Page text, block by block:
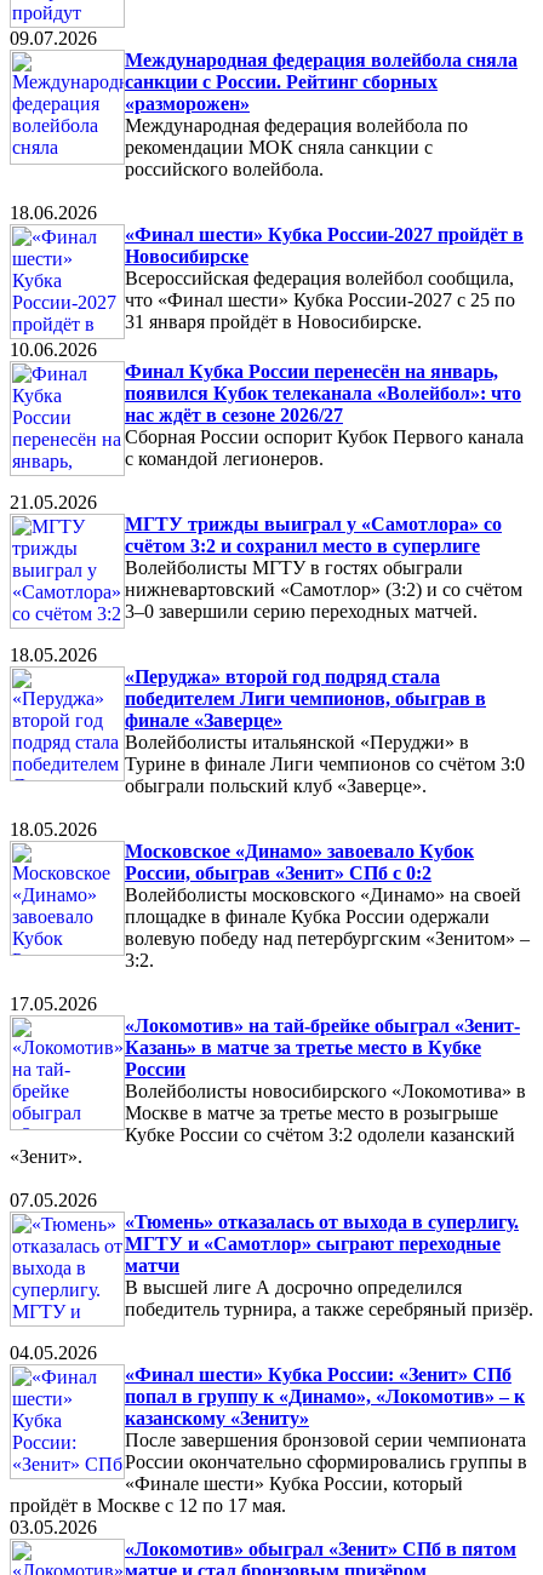
09.07.2026
Международная федерация волейбола сняла
санкции с России. Рейтинг сборных
«разморожен»
Международная федерация волейбола по
рекомендации МОК сняла санкции с
российского волейбола.
18.06.2026
«Финал шести» Кубка России-2027 пройдёт в
Новосибирске
Всероссийская федерация волейбол сообщила,
что «Финал шести» Кубка России-2027 с 25 по
31 января пройдёт в Новосибирске.
10.06.2026
Финал Кубка России перенесён на январь,
появился Кубок телеканала «Волейбол»: что
нас ждёт в сезоне 2026/27
Сборная России оспорит Кубок Первого канала
с командой легионеров.
21.05.2026
МГТУ трижды выиграл у «Самотлора» со
счётом 3:2 и сохранил место в суперлиге
Волейболисты МГТУ в гостях обыграли
нижневартовский «Самотлор» (3:2) и со счётом
3–0 завершили серию переходных матчей.
18.05.2026
«Перуджа» второй год подряд стала
победителем Лиги чемпионов, обыграв в
финале «Заверце»
Волейболисты итальянской «Перуджи» в
Турине в финале Лиги чемпионов со счётом 3:0
обыграли польский клуб «Заверце».
18.05.2026
Московское «Динамо» завоевало Кубок
России, обыграв «Зенит» СПб с 0:2
Волейболисты московского «Динамо» на своей
площадке в финале Кубка России одержали
волевую победу над петербургским «Зенитом» –
3:2.
17.05.2026
«Локомотив» на тай-брейке обыграл «Зенит-
Казань» в матче за третье место в Кубке
России
Волейболисты новосибирского «Локомотива» в
Москве в матче за третье место в розыгрыше
Кубке России со счётом 3:2 одолели казанский
«Зенит».
07.05.2026
«Тюмень» отказалась от выхода в суперлигу.
МГТУ и «Самотлор» сыграют переходные
матчи
В высшей лиге А досрочно определился
победитель турнира, а также серебряный призёр.
04.05.2026
«Финал шести» Кубка России: «Зенит» СПб
попал в группу к «Динамо», «Локомотив» – к
казанскому «Зениту»
После завершения бронзовой серии чемпионата
России окончательно сформировались группы в
«Финале шести» Кубка России, который
пройдёт в Москве с 12 по 17 мая.
03.05.2026
«Локомотив» обыграл «Зенит» СПб в пятом
матче и стал бронзовым призёром